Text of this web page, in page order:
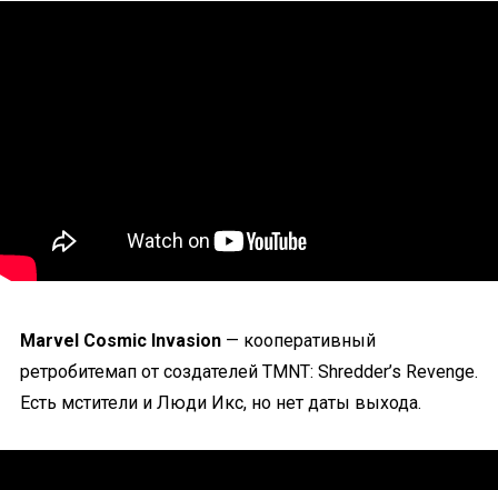
Marvel Cosmic Invasion — кооперативный
ретробитемап от создателей TMNT: Shredder’s Revenge.
Есть мстители и Люди Икс, но нет даты выхода.